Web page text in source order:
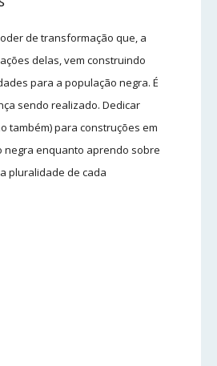
de transformação que, a
delas, vem construindo
para a população negra. É
sendo realizado. Dedicar
também) para construções em
negra enquanto aprendo sobre
pluralidade de cada